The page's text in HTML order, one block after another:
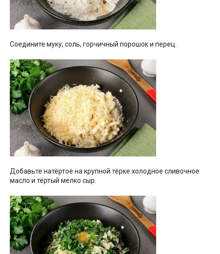
Соедините муку, соль, горчичный порошок и перец.
Добавьте натёртое на крупной тёрке холодное сливочное
масло и тёртый мелко сыр.